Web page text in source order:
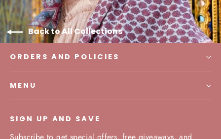
Back to All Collections
ORDERS AND POLICIES
MENU
SIGN UP AND SAVE